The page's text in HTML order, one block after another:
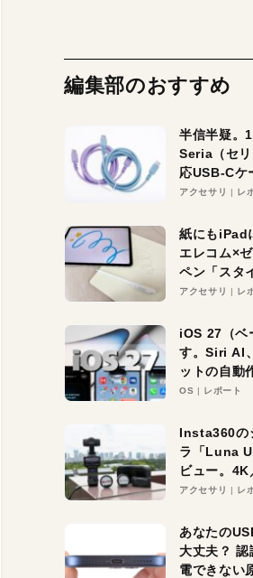
編集部のおすすめ
半信半疑。
Seria（セ
応USB-Cケ
を検証。超
アクセサリ レ
紙にもiPad
エレコム×
ペン「スタ
ェイ」レビ
アクセサリ レ
iOS 27（ベ
す。Siri AI
ットの自動
待大の便利
る未来はす
OS レポート
Insta360の
ラ「Luna
ビュー。
ーム・夜間
アクセサリ レ
あなたの
大丈夫？
電できない